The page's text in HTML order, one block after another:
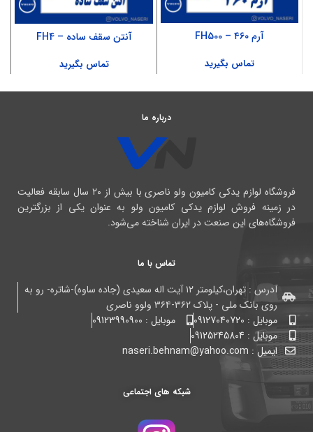
آرم ۴۶۰ – FH500
تماس بگیرید
آنتن سقف ساده – FH4
تماس بگیرید
درباره ما
فروشگاه لوازم یدکی کامیون ولو ناصری با بیش از ۲۰ سال سابقه فعالیت
در زمینه فروش لوازم یدکی کامیون ولو به عنوان یکی از بزرگترین
فروشگاه‌های این صنعت در ایران شناخته می‌شود.
تماس با ما
آدرس : تهران،کیلومتر ۱۲ آیت اله سعیدی (جاده ساوه)-شاتره- رو به
روی بانک ملی - پلاک ۳۶۲-۳۶۴ ولوو ناصری
موبایل : 09127040720
موبایل : 09123990900
موبایل : 09125245804
ایمیل : naseri.behnam@yahoo.com
شبکه های اجتماعی